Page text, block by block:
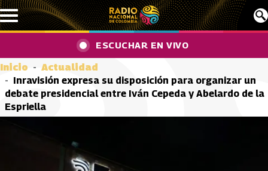
Pasar al contenido principal
ESCUCHAR EN VIVO
Inicio
Actualidad
Inravisión expresa su disposición para organizar un
debate presidencial entre Iván Cepeda y Abelardo de la
Espriella